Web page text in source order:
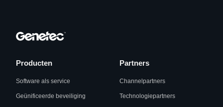
Producten
Software als service
Geünificeerde beveiliging
Partners
Channelpartners
Technologiepartners